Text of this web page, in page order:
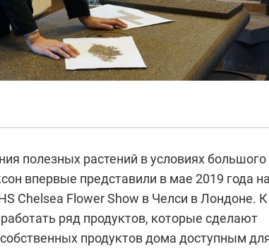
полезных растений в условиях большого
впервые представили в мае 2019 года
Chelsea Flower Show в Челси в Лондоне. К
ряд продуктов, которые сделают
продуктов дома доступным